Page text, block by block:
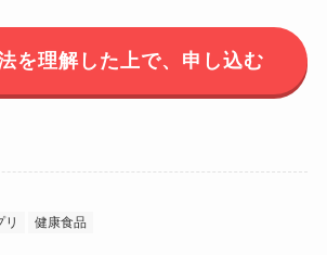
を理解した上で、申し込む
リ 健康食品